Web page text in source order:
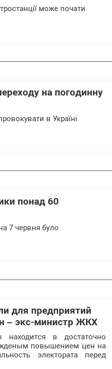
може почати
на погодинну
в Україні
понад 60
7 червня було
для предприятий
– экс-министр ЖКХ
находится в достаточно
повышением цен на
электората перед